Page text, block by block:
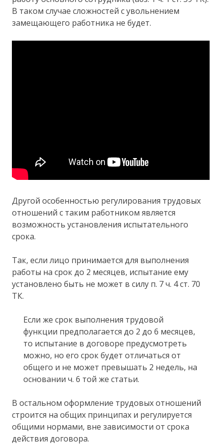
В таком случае сложностей с увольнением
замещающего работника не будет.
Другой особенностью регулирования трудовых
отношений с таким работником является
возможность установления испытательного
срока.
Так, если лицо принимается для выполнения
работы на срок до 2 месяцев, испытание ему
установлено быть не может в силу п. 7 ч. 4 ст. 70
ТК.
Если же срок выполнения трудовой
функции предполагается до 2 до 6 месяцев,
то испытание в договоре предусмотреть
можно, но его срок будет отличаться от
общего и не может превышать 2 недель, на
основании ч. 6 той же статьи.
В остальном оформление трудовых отношений
строится на общих принципах и регулируется
общими нормами, вне зависимости от срока
действия договора.